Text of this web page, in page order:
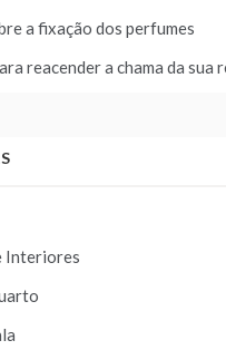
a fixação dos perfumes
reacender a chama da sua
Interiores